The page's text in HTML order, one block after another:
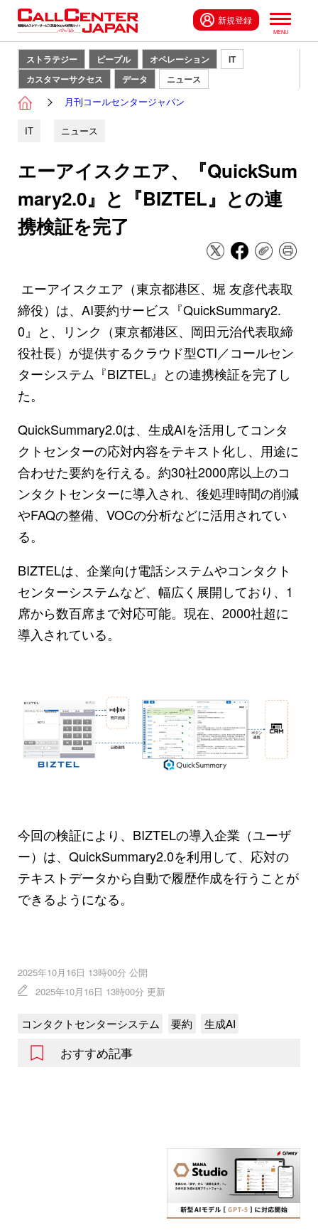
新規登録
ストラテジー ピープル オペレーション
IT
カスタマーサクセス
データ ニュース
月刊コールセンタージャパン
IT ニュース
エーアイスクエア、『QuickSum
mary2.0』と『BIZTEL』との連
携検証を完了
エーアイスクエア（東京都港区、堀 友彦代表取
締役）は、AI要約サービス『QuickSummary2.
0』と、リンク（東京都港区、岡田元治代表取締
役社長）が提供するクラウド型CTI／コールセン
ターシステム『BIZTEL』との連携検証を完了し
た。
QuickSummary2.0は、生成AIを活用してコンタ
クトセンターの応対内容をテキスト化し、用途に
合わせた要約を行える。約30社2000席以上のコ
ンタクトセンターに導入され、後処理時間の削減
やFAQの整備、VOCの分析などに活用されてい
る。
BIZTELは、企業向け電話システムやコンタクト
センターシステムなど、幅広く展開しており、1
席から数百席まで対応可能。現在、2000社超に
導入されている。
今回の検証により、BIZTELの導入企業（ユーザ
ー）は、QuickSummary2.0を利用して、応対の
テキストデータから自動で履歴作成を行うことが
できるようになる。
2025年10月16日 13時00分 公開
2025年10月16日 13時00分 更新
コンタクトセンターシステム 要約 生成AI
おすすめ記事